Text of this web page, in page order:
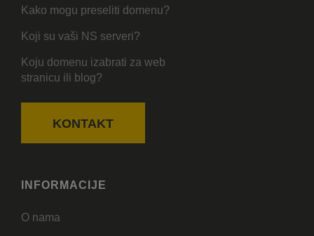
Kako mogu preseliti domenu?
Koji su vaši NS serveri?
Koju domenu izabrati za web
stranicu ili blog?
KONTAKT
INFORMACIJE
O nama